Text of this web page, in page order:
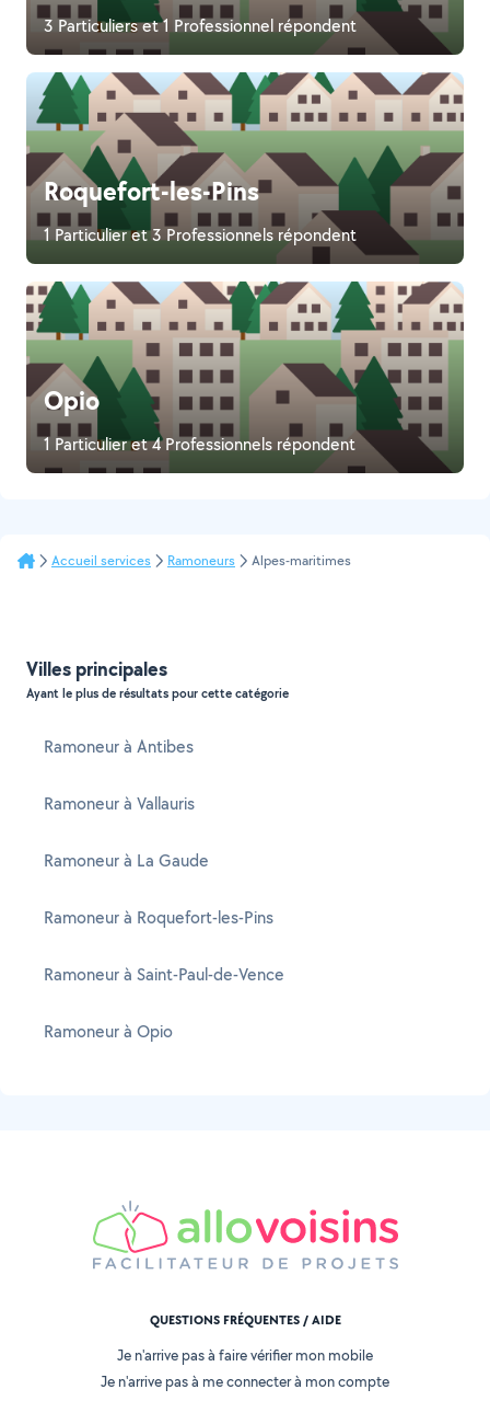
3 Particuliers et 1 Professionnel répondent
Roquefort-les-Pins
1 Particulier et 3 Professionnels répondent
Opio
1 Particulier et 4 Professionnels répondent
Accueil services Ramoneurs Alpes-maritimes
Villes principales
Ayant le plus de résultats pour cette catégorie
Ramoneur à Antibes
Ramoneur à Vallauris
Ramoneur à La Gaude
Ramoneur à Roquefort-les-Pins
Ramoneur à Saint-Paul-de-Vence
Ramoneur à Opio
QUESTIONS FRÉQUENTES / AIDE
Je n'arrive pas à faire vérifier mon mobile
Je n'arrive pas à me connecter à mon compte